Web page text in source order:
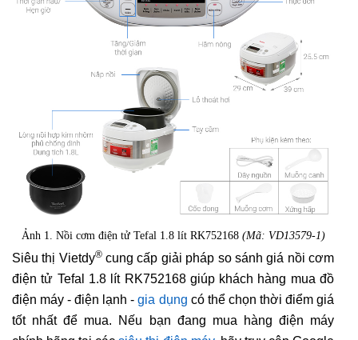
Ảnh 1. Nồi cơm điện tử Tefal 1.8 lít RK752168 (Mã: VD13579-1)
Siêu thị Vietdy®cung cấp giải pháp so sánh giá nồi cơm
điện tử Tefal 1.8 lít RK752168 giúp khách hàng mua đồ
điện máy - điện lạnh -gia dụng có thể chọn thời điểm giá
tốt nhất để mua. Nếu bạn đang mua hàng điện máy